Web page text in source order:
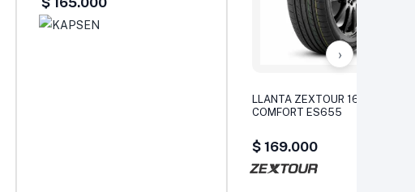
LLANTA ZEXTOUR 165/60 R14
COMFORT ES655
$ 169.000
›